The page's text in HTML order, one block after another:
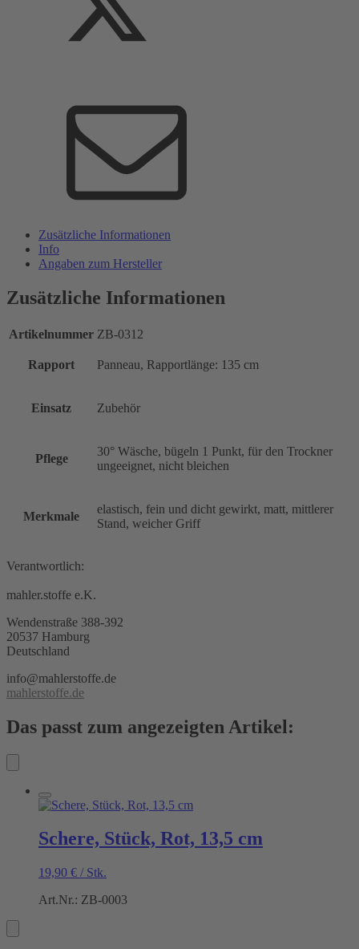
Zusätzliche Informationen
Info
Angaben zum Hersteller
Zusätzliche Informationen
Artikelnummer ZB-0312
Rapport Panneau, Rapportlänge: 135 cm
Einsatz Zubehör
Pflege
30° Wäsche, bügeln 1 Punkt, für den Trockner
ungeeignet, nicht bleichen
Merkmale
elastisch, fein und dicht gewirkt, matt, mittlerer
Stand, weicher Griff
Verantwortlich:
mahler.stoffe e.K.
Wendenstraße 388-392
20537 Hamburg
Deutschland
info@mahlerstoffe.de
mahlerstoffe.de
Das passt zum angezeigten Artikel:
Schere, Stück, Rot, 13,5 cm
19,90 € / Stk.
Art.Nr.: ZB-0003